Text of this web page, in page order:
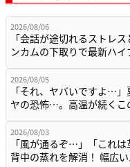
2026/08/06
「会話が途切れるストレ
ンカムの下取りで最新ハ
2026/08/05
「それ、ヤバいですよ…
ヤの恐怖…。高温が続く
2026/08/03
「風が通るぞ…」「これ
背中の蒸れを解消！ 幅広